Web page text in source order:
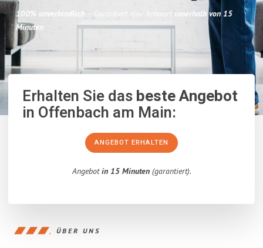
100% unverbindlich – Garantiert eine Antwort innerhalb von 15
Minuten.
Erhalten Sie dasbeste Angebot
in Offenbach am Main:
ANGEBOT ERHALTEN
Angebotin 15 Minuten(garantiert).
ÜBER UNS